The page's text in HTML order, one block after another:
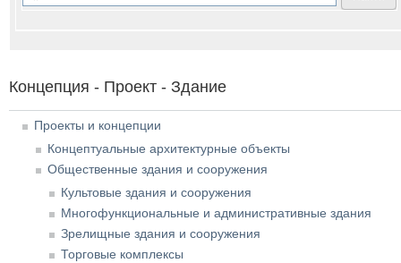
Концепция - Проект - Здание
Проекты и концепции
Концептуальные архитектурные объекты
Общественные здания и сооружения
Культовые здания и сооружения
Многофункциональные и административные здания
Зрелищные здания и сооружения
Торговые комплексы